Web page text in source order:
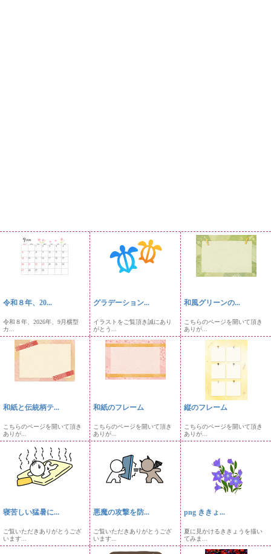
令和８年、20...
令和８年、2026年、9月横型
カ...
グラデーション...
イラストをご覧頂き誠にあり
がとう...
和風グリーンの...
こちらのページを開いて頂き
ありが...
和紙と伝統柄テ...
こちらのページを開いて頂き
ありが...
和紙のフレーム
こちらのページを開いて頂き
ありが...
縦のフレーム
こちらのページを開いて頂き
ありが...
寝苦しい猛暑に...
ご覧いただきありがとうござ
います...
悪魔の攻撃を防...
ご覧いただきありがとうござ
います...
png ききょ...
夏に見かけるききょうを描い
てみま...